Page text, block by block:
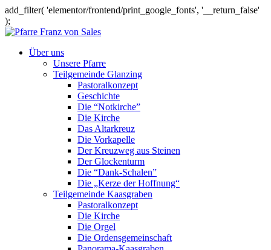
add_filter( 'elementor/frontend/print_google_fonts', '__return_false'
);
Über uns
Unsere Pfarre
Teilgemeinde Glanzing
Pastoralkonzept
Geschichte
Die “Notkirche”
Die Kirche
Das Altarkreuz
Die Vorkapelle
Der Kreuzweg aus Steinen
Der Glockenturm
Die “Dank-Schalen”
Die „Kerze der Hoffnung“
Teilgemeinde Kaasgraben
Pastoralkonzept
Die Kirche
Die Orgel
Die Ordensgemeinschaft